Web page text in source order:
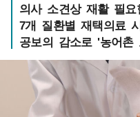
의사 소견상 재활 필
7개 질환별 재택의료
공보의 감소로 '농어촌